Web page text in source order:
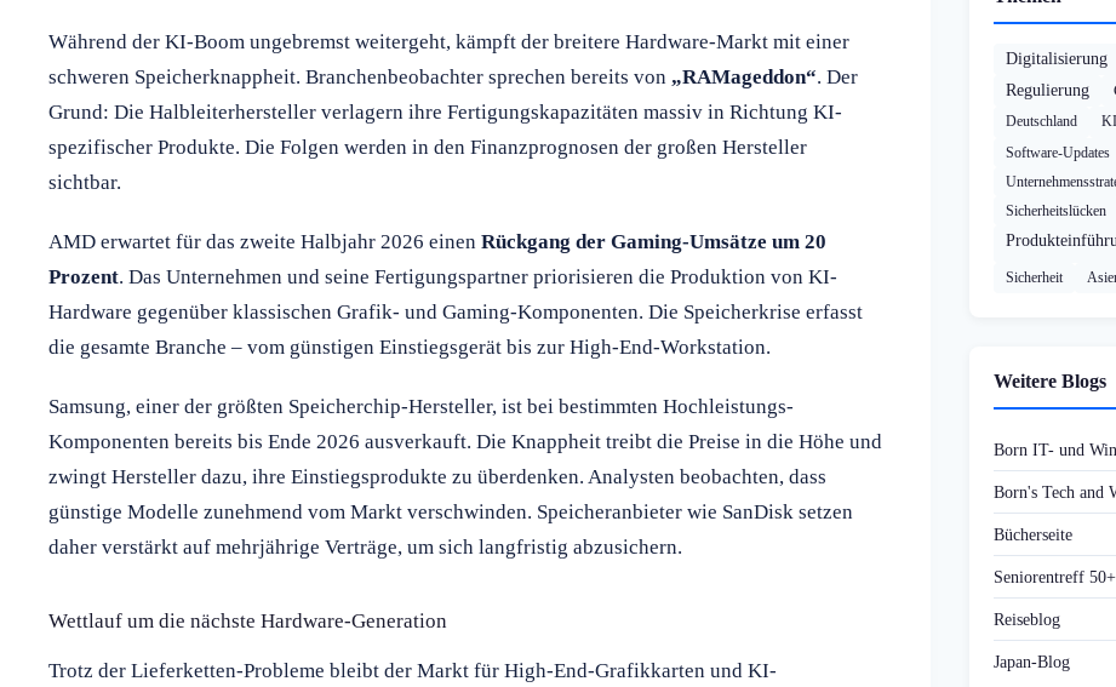
Während der KI-Boom ungebremst weitergeht, kämpft der breitere Hardware-Markt mit einer
schweren Speicherknappheit. Branchenbeobachter sprechen bereits von „RAMageddon“. Der
Grund: Die Halbleiterhersteller verlagern ihre Fertigungskapazitäten massiv in Richtung KI-
spezifischer Produkte. Die Folgen werden in den Finanzprognosen der großen Hersteller
sichtbar.
AMD erwartet für das zweite Halbjahr 2026 einen Rückgang der Gaming-Umsätze um 20
Prozent. Das Unternehmen und seine Fertigungspartner priorisieren die Produktion von KI-
Hardware gegenüber klassischen Grafik- und Gaming-Komponenten. Die Speicherkrise erfasst
die gesamte Branche – vom günstigen Einstiegsgerät bis zur High-End-Workstation.
Samsung, einer der größten Speicherchip-Hersteller, ist bei bestimmten Hochleistungs-
Komponenten bereits bis Ende 2026 ausverkauft. Die Knappheit treibt die Preise in die Höhe und
zwingt Hersteller dazu, ihre Einstiegsprodukte zu überdenken. Analysten beobachten, dass
günstige Modelle zunehmend vom Markt verschwinden. Speicheranbieter wie SanDisk setzen
daher verstärkt auf mehrjährige Verträge, um sich langfristig abzusichern.
Wettlauf um die nächste Hardware-Generation
Trotz der Lieferketten-Probleme bleibt der Markt für High-End-Grafikkarten und KI-
Digitalisierung
Regulierung
Deutschland KI
Software-Updates
Sicherheitslücken
Sicherheit
Weitere Blogs
Born IT- und
Born's Tech and
Bücherseite
Seniorentreff 50+
Reiseblog
Japan-Blog